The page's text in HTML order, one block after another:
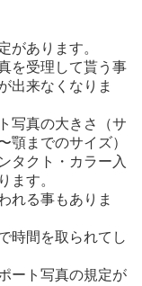
があります。
を受理して貰う事
出来なくなりま
写真の大きさ（サ
顎までのサイズ）
タクト・カラー入
ます。
れる事もありま
時間を取られてし
ート写真の規定が